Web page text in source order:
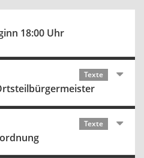
18:00 Uhr
Texte
Texte